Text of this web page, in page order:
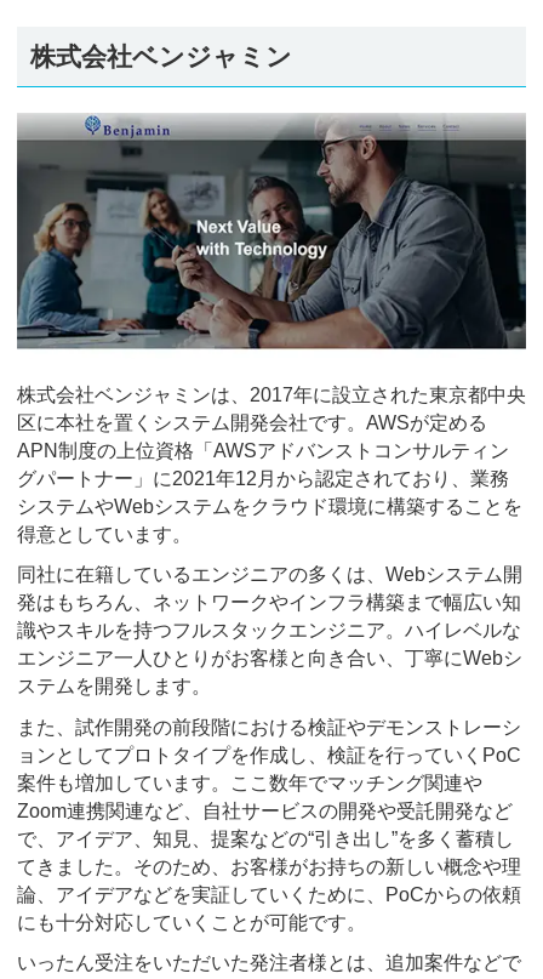
株式会社ベンジャミン
株式会社ベンジャミンは、2017年に設立された東京都中央
区に本社を置くシステム開発会社です。AWSが定める
APN制度の上位資格「AWSアドバンストコンサルティン
グパートナー」に2021年12月から認定されており、業務
システムやWebシステムをクラウド環境に構築することを
得意としています。
同社に在籍しているエンジニアの多くは、Webシステム開
発はもちろん、ネットワークやインフラ構築まで幅広い知
識やスキルを持つフルスタックエンジニア。ハイレベルな
エンジニア一人ひとりがお客様と向き合い、丁寧にWebシ
ステムを開発します。
また、試作開発の前段階における検証やデモンストレーシ
ョンとしてプロトタイプを作成し、検証を行っていくPoC
案件も増加しています。ここ数年でマッチング関連や
Zoom連携関連など、自社サービスの開発や受託開発など
で、アイデア、知見、提案などの“引き出し”を多く蓄積し
てきました。そのため、お客様がお持ちの新しい概念や理
論、アイデアなどを実証していくために、PoCからの依頼
にも十分対応していくことが可能です。
いったん受注をいただいた発注者様とは、追加案件などで